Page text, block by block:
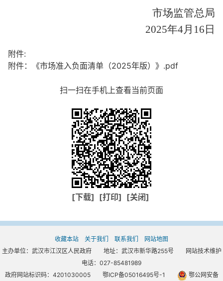
市场监管总局
2025年4月 16 日
附件:
附件：《市场准入负面清单（2025年版）》.pdf
扫一扫在手机上查看当前页面
[下载] [打印] [关闭]
收藏本站 关于我们 联系我们
网站地图
主办单位：武汉市江汉区人民政府 地址：武汉市新华路255号 网站技术维护
电话：027-85481989
政府网站标识码：4201030005 鄂ICP备05016495号-1 鄂公网安备